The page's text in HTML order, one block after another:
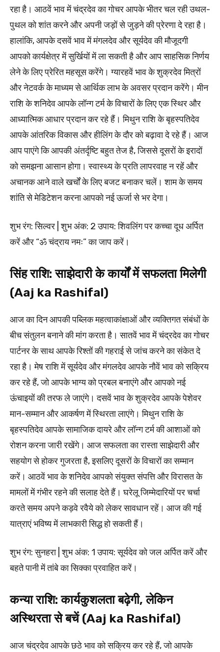
रहा है। आठवें भाव में चंद्रदेव का गोचर आपके भीतर चल रही उथल-
पुथल को शांत करने और अपनी जड़ों से जुड़ने की प्रेरणा दे रहा है।
हालांकि, आपके दसवें भाव में मंगलदेव और सूर्यदेव की मौजूदगी
आपको कार्यक्षेत्र में सुर्खियों में ला सकती है और आप साहसिक निर्णय
लेने के लिए प्रेरित महसूस करेंगे। ग्यारहवें भाव के शुक्रदेव मित्रों
और नेटवर्क के माध्यम से आर्थिक लाभ के अवसर प्रदान करेंगे। मीन
राशि के शनिदेव आपके लॉन्ग टर्म के विचारों के लिए एक स्थिर और
आध्यात्मिक आधार प्रदान कर रहे हैं। मिथुन राशि के बृहस्पतिदेव
आपके आंतरिक विकास और हीलिंग के दौर को बढ़ावा दे रहे हैं। आज
आप पाएंगे कि आपकी अंतर्दृष्टि बहुत तेज है, जिससे दूसरों के इरादों
को समझना आसान होगा। स्वास्थ्य के प्रति लापरवाह न रहें और
अचानक आने वाले खर्चों के लिए बजट बनाकर चलें। शाम के समय
शांति से मेडिटेशन करना आपको नई ऊर्जा से भर देगा।
शुभ रंग: सिल्वर | शुभ अंक: 2 उपाय: शिवलिंग पर कच्चा दूध अर्पित
करें और “ॐ चंद्राय नमः” का जाप करें।
सिंह राशि: साझेदारी के कार्यों में सफलता मिलेगी
(Aaj ka Rashifal)
आज का दिन आपकी पब्लिक महत्वाकांक्षाओं और व्यक्तिगत संबंधों के
बीच संतुलन बनाने की मांग करता है। सातवें भाव में चंद्रदेव का गोचर
पार्टनर के साथ आपके रिश्तों की गहराई से जांच करने का संकेत दे
रहा है। मेष राशि में सूर्यदेव और मंगलदेव आपके नौवें भाव को सक्रिय
कर रहे हैं, जो आपके भाग्य को प्रबल बनाएंगे और आपको नई
ऊंचाइयों की तरफ ले जाएंगे। दसवें भाव के शुक्रदेव आपके पेशेवर
मान-सम्मान और आकर्षण में स्थिरता लाएंगे। मिथुन राशि के
बृहस्पतिदेव आपके सामाजिक दायरे और लॉन्ग टर्म की आशाओं को
रोशन करना जारी रखेंगे। आज सफलता का रास्ता साझेदारी और
सहयोग से होकर गुजरता है, इसलिए दूसरों के विचारों का सम्मान
करें। आठवें भाव के शनिदेव आपको संयुक्त संपत्ति और विरासत के
मामलों में गंभीर रहने की सलाह देते हैं। घरेलू जिम्मेदारियों पर चर्चा
करते समय अपने कड़वे रवैये को लेकर सावधान रहें। आज की गई
यात्राएं भविष्य में लाभकारी सिद्ध हो सकती हैं।
शुभ रंग: सुनहरा | शुभ अंक: 1 उपाय: सूर्यदेव को जल अर्पित करें और
बहते पानी में तांबे का सिक्का प्रवाहित करें।
कन्या राशि: कार्यकुशलता बढ़ेगी, लेकिन
अस्थिरता से बचें (Aaj ka Rashifal)
आज चंद्रदेव आपके छठे भाव को सक्रिय कर रहे हैं, जो आपके